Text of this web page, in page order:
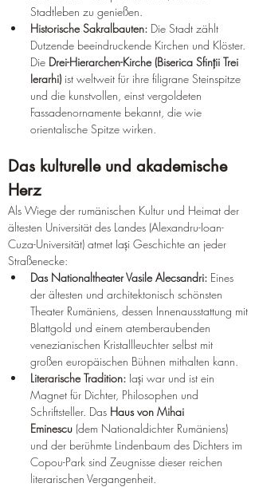
Stadtleben zu genießen.
Historische Sakralbauten: Die Stadt zählt
Dutzende beeindruckende Kirchen und Klöster.
Die Drei-Hierarchen-Kirche (Biserica Sfinții Trei
Ierarhi) ist weltweit für ihre filigrane Steinspitze
und die kunstvollen, einst vergoldeten
Fassadenornamente bekannt, die wie
orientalische Spitze wirken.
Das kulturelle und akademische
Herz
Als Wiege der rumänischen Kultur und Heimat der
ältesten Universität des Landes (Alexandru-Ioan-
Cuza-Universität) atmet Iași Geschichte an jeder
Straßenecke:
Das Nationaltheater Vasile Alecsandri: Eines
der ältesten und architektonisch schönsten
Theater Rumäniens, dessen Innenausstattung mit
Blattgold und einem atemberaubenden
venezianischen Kristallleuchter selbst mit
großen europäischen Bühnen mithalten kann.
Literarische Tradition: Iași war und ist ein
Magnet für Dichter, Philosophen und
Schriftsteller. Das Haus von Mihai
Eminescu (dem Nationaldichter Rumäniens)
und der berühmte Lindenbaum des Dichters im
Copou-Park sind Zeugnisse dieser reichen
literarischen Vergangenheit.